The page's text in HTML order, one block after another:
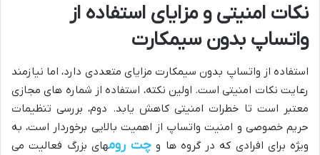
نکات امنیتی و مزایای استفاده از
واتساپ بدون سیمکارت
استفاده از واتساپ بدون سیمکارت مزایای متعددی دارد، اما نیازمند
رعایت نکات امنیتی است. اولین نکته، استفاده از شماره های مجازی
معتبر است تا خطرات امنیتی کاهش یابد. دوم، بررسی تنظیمات
حریم خصوصی و امنیت واتساپ از اهمیت بالایی برخوردار است، به
ویژه برای افرادی که در گروه ها و چت رومهای بزرگ فعالیت می